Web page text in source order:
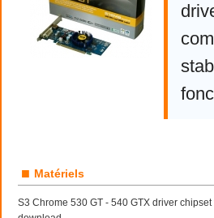
■ Matériels
S3 Chrome 530 GT - 540 GTX driver